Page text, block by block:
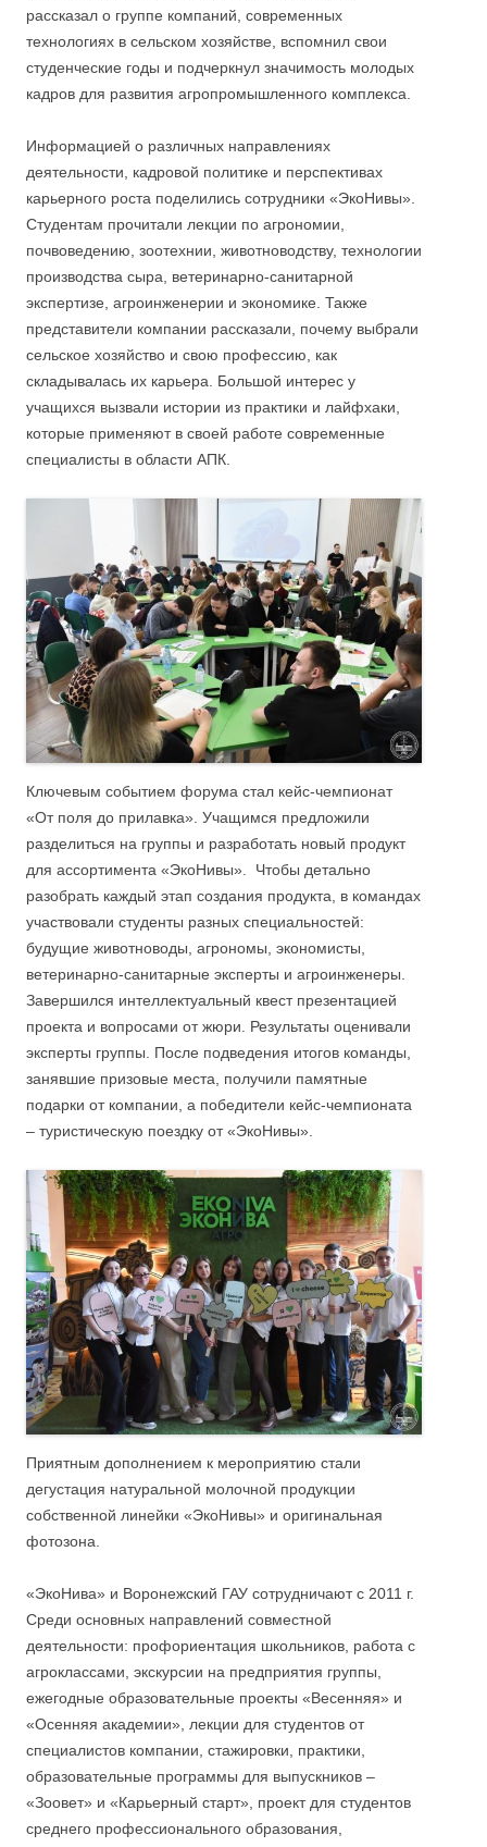
рассказал о группе компаний, современных
технологиях в сельском хозяйстве, вспомнил свои
студенческие годы и подчеркнул значимость молодых
кадров для развития агропромышленного комплекса.
Информацией о различных направлениях
деятельности, кадровой политике и перспективах
карьерного роста поделились сотрудники «ЭкоНивы».
Студентам прочитали лекции по агрономии,
почвоведению, зоотехнии, животноводству, технологии
производства сыра, ветеринарно-санитарной
экспертизе, агроинженерии и экономике. Также
представители компании рассказали, почему выбрали
сельское хозяйство и свою профессию, как
складывалась их карьера. Большой интерес у
учащихся вызвали истории из практики и лайфхаки,
которые применяют в своей работе современные
специалисты в области АПК.
Ключевым событием форума стал кейс-чемпионат
«От поля до прилавка». Учащимся предложили
разделиться на группы и разработать новый продукт
для ассортимента «ЭкоНивы». Чтобы детально
разобрать каждый этап создания продукта, в командах
участвовали студенты разных специальностей:
будущие животноводы, агрономы, экономисты,
ветеринарно-санитарные эксперты и агроинженеры.
Завершился интеллектуальный квест презентацией
проекта и вопросами от жюри. Результаты оценивали
эксперты группы. После подведения итогов команды,
занявшие призовые места, получили памятные
подарки от компании, а победители кейс-чемпионата
– туристическую поездку от «ЭкоНивы».
Приятным дополнением к мероприятию стали
дегустация натуральной молочной продукции
собственной линейки «ЭкоНивы» и оригинальная
фотозона.
«ЭкоНива» и Воронежский ГАУ сотрудничают с 2011 г.
Среди основных направлений совместной
деятельности: профориентация школьников, работа с
агроклассами, экскурсии на предприятия группы,
ежегодные образовательные проекты «Весенняя» и
«Осенняя академии», лекции для студентов от
специалистов компании, стажировки, практики,
образовательные программы для выпускников –
«Зоовет» и «Карьерный старт», проект для студентов
среднего профессионального образования,